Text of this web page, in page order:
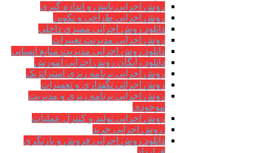
روش اجرایی پایش و اندازه گیری
روش اجرایی طراحی و تکوین
دانلود روش اجرایی ممیزی داخلی
روش اجرایی مدیریت تغییرات
دانلود روش اجرایی مدیریت منابع انسانی
دانلود رایگان روش اجرایی آموزش
روش اجرایی برنامه ریزی استراتژیک
روش اجرائی نگهداری و تعمیرات
روش اجرایی برنامه ریزی و مدیریت
موجودی
روش اجرایی تولید و کنترل عملیات
روش اجرایی خرید
دانلود روش اجرایی فروش و بازنگری